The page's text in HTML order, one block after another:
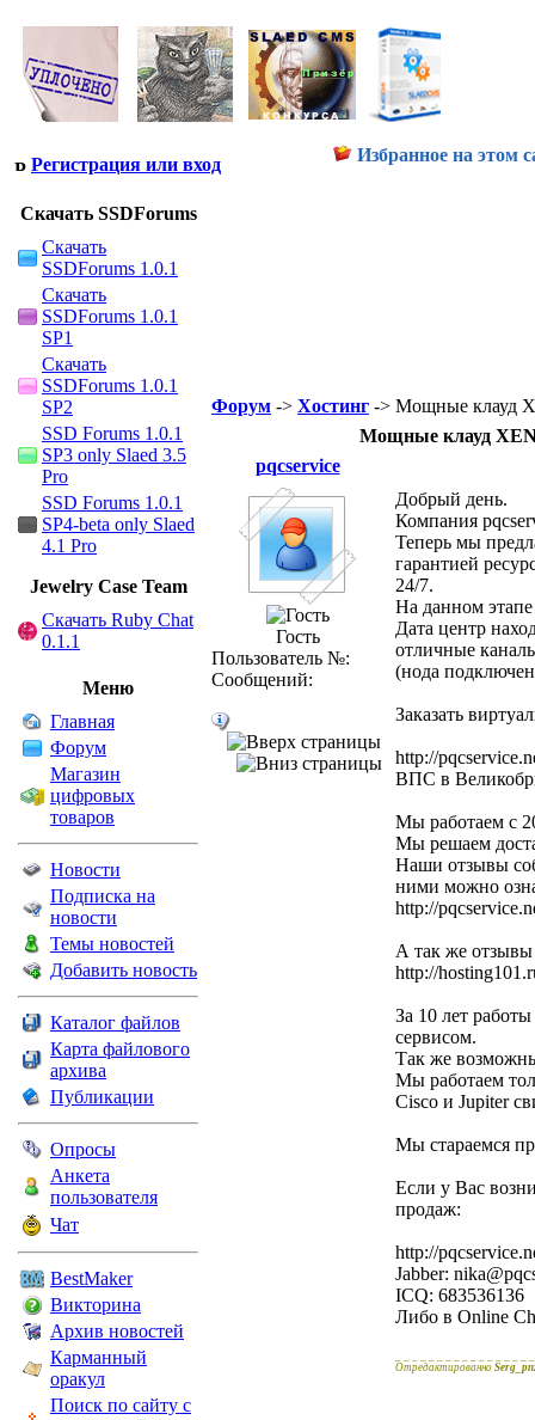
Регистрация или вход Избранное на этом
Скачать SSDForums
Скачать
SSDForums 1.0.1
Скачать
SSDForums 1.0.1
SP1
Скачать
SSDForums 1.0.1
SP2
SSD Forums 1.0.1
SP3 only Slaed 3.5
Pro
SSD Forums 1.0.1
SP4-beta only Slaed
4.1 Pro
Jewelry Сase Team
Скачать Ruby Chat
0.1.1
Меню
Главная
Форум
Магазин
цифровых
товаров
Новости
Подписка на
новости
Темы новостей
Добавить новость
Каталог файлов
Карта файлового
архива
Публикации
Опросы
Анкета
пользователя
Чат
BestMaker
Викторина
Архив новостей
Карманный
оракул
Поиск по сайту с
Форум -> Хостинг -> Мощные клауд
Мощные клауд XEN
pqcservice
Гость
Пользователь №:
Сообщений:
Добрый день.
Компания
Теперь мы
гарантией
24/7.
На данном
Дата центр
отличные
(нода
Заказать
http://
ВПС в
Мы работаем с
Мы решаем
Наши отзывы
ними можно
http://
А так же отзывы
http://
За 10 лет
сервисом.
Так же
Мы работаем
Cisco и Jupiter
Мы стараемся
Если у Вас
продаж:
http://
Jabber:
ICQ: 683536136
Либо в Online
Отредактированно